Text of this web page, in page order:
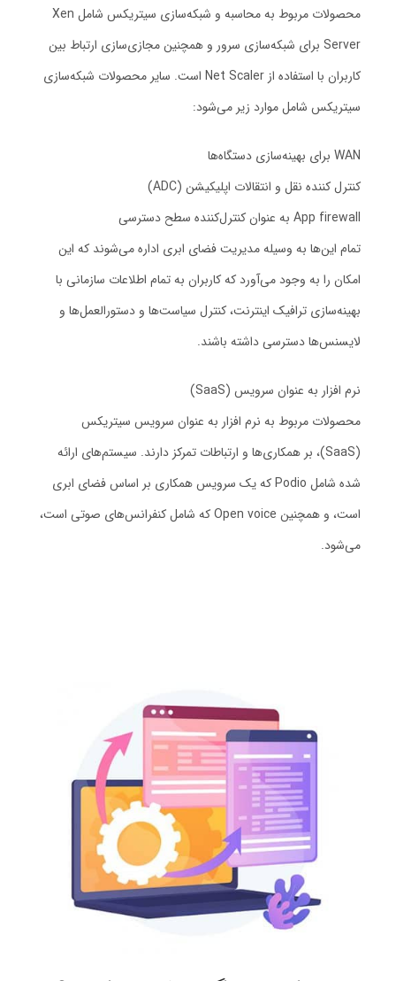
محصولات مربوط به محاسبه و شبکه‌سازی سیتریکس شامل Xen
Server برای شبکه‌سازی سرور و همچنین مجازی‌سازی ارتباط بین
کاربران با استفاده از Net Scaler است. سایر محصولات شبکه‌سازی
سیتریکس شامل موارد زیر می‌شود:
WAN برای بهینه‌سازی دستگاه‌ها
کنترل کننده نقل و انتقالات اپلیکیشن (ADC)
App firewall به عنوان کنترل‌کننده سطح دسترسی
تمام این‌ها به وسیله مدیریت فضای ابری اداره می‌شوند که این
امکان را به وجود می‌آورد که کاربران به تمام اطلاعات سازمانی با
بهینه‌سازی ترافیک اینترنت، کنترل سیاست‌ها و دستورالعمل‌ها و
لایسنس‌ها دسترسی داشته باشند.
نرم افزار به عنوان سرویس (SaaS)
محصولات مربوط به نرم افزار به عنوان سرویس سیتریکس
(SaaS)، بر همکاری‌ها و ارتباطات تمرکز دارند. سیستم‌های ارائه
شده شامل Podio که یک سرویس همکاری بر اساس فضای ابری
است، و همچنین Open voice که شامل کنفرانس‌های صوتی است،
می‌شود.